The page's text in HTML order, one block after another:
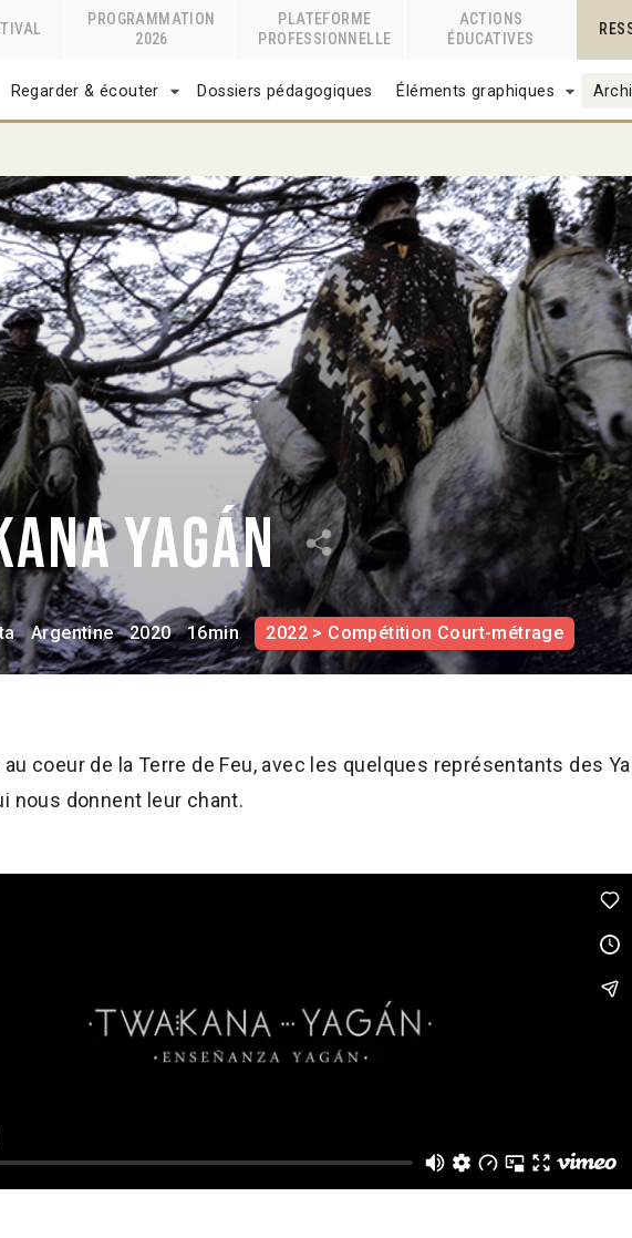
PROGRAMMATION
2026
PLATEFORME
PROFESSIONNELLE
ACTIONS
ÉDUCATIVES
Regarder & écouter Dossiers pédagogiques Éléments graphiques
Yagán
Argentine 2020 16min 2022 > Compétition Court-métrage
au coeur de la Terre de Feu, avec les quelques représentants des
nous donnent leur chant.